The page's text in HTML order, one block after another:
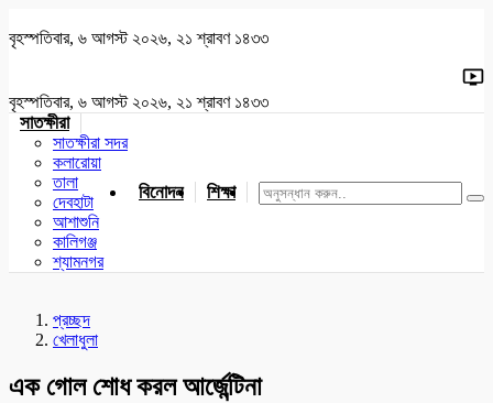
বৃহস্পতিবার, ৬ আগস্ট ২০২৬, ২১ শ্রাবণ ১৪৩৩
বৃহস্পতিবার, ৬ আগস্ট ২০২৬, ২১ শ্রাবণ ১৪৩৩
সাতক্ষীরা
সাতক্ষীরা সদর
কলারোয়া
তালা
দেবহাটা
আশাশুনি
কালিগঞ্জ
শ্যামনগর
বিনোদন শিক্ষা খেলাধুলা জাতীয় যশোর
প্রচ্ছদ
খেলাধুলা
এক গোল শোধ করল আর্জেন্টিনা